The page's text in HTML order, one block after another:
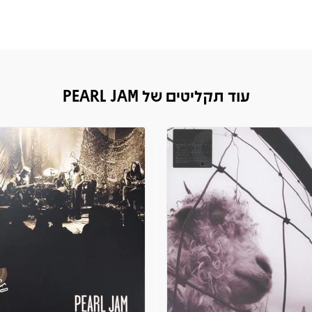
עוד תקליטים של PEARL JAM